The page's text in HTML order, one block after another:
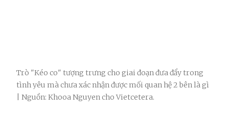
Trò "Kéo co" tượng trưng cho giai đoạn đưa đẩy trong
tình yêu mà chưa xác nhận được mối quan hệ 2 bên là gì
| Nguồn: Khooa Nguyen cho Vietcetera.